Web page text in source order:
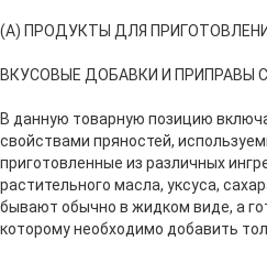
(А) ПРОДУКТЫ ДЛЯ
ВКУСОВЫЕ ДОБАВКИ И ПРИПРАВЫ
В данную товарную позицию
свойствами пряностей,
приготовленные из различных
растительного масла, уксуса,
бывают обычно в жидком виде, а
которому необходимо добавить